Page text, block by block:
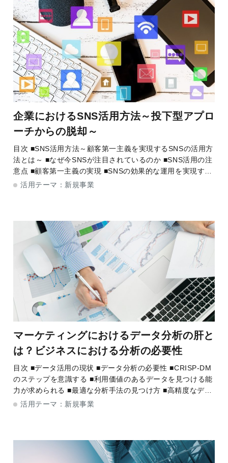
企業におけるSNS活用方法～投下型アプロ
ーチからの脱却～
目次 ■SNS活用方法～顧客第一主義を実現するSNSの活用方
法とは～ ■なぜ今SNSが注目されているのか ■SNS活用の注
意点 ■顧客第一主義の実現 ■SNSの効果的な運用を実現する
には SNS活用方法～顧客第一主義を実
活用テーマ： 新規事業
マーケティングにおけるデータ分析の肝と
は？ビジネスにおける分析の必要性
目次 ■データ活用の現状 ■データ分析の必要性 ■CRISP-DM
のステップを意識する ■利用価値のあるデータを見つける能
力が求められる ■最適な分析手法の見つけ方 ■高精度なデー
タ分析を実現するには データ活用の現状
活用テーマ： 新規事業